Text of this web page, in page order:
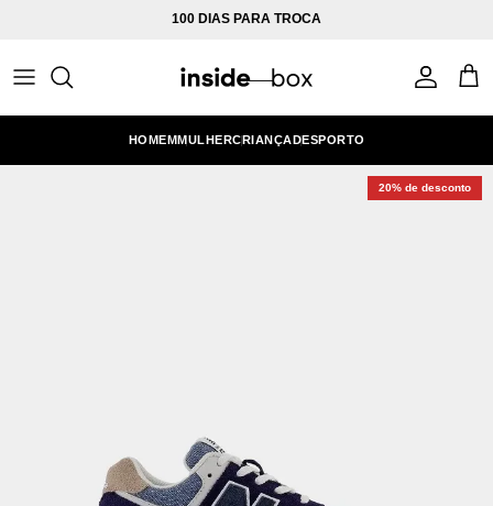
100 DIAS PARA TROCA
Conta
HOMEMMULHERCRIANÇADESPORTO
20% de desconto